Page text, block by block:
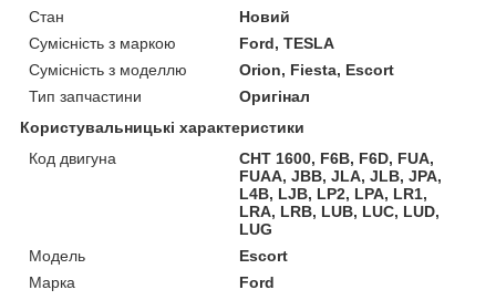
Стан
Новий
Сумісність з маркою
Ford, TESLA
Сумісність з моделлю
Orion, Fiesta, Escort
Тип запчастини
Оригінал
Користувальницькі характеристики
Код двигуна
CHT 1600, F6B, F6D, FUA,
FUAA, JBB, JLA, JLB, JPA,
L4B, LJB, LP2, LPA, LR1,
LRA, LRB, LUB, LUC, LUD,
LUG
Мoдель
Escort
Марка
Ford